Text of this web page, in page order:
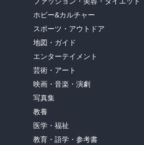
ホビー&カルチャー
スポーツ・アウトドア
地図・ガイド
エンターテイメント
芸術・アート
映画・音楽・演劇
写真集
教養
医学・福祉
教育・語学・参考書